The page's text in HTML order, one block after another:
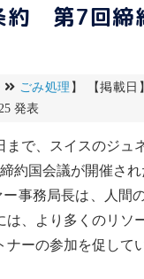
約 第7回締
ごみ処理 】 【掲載日
発表
で、スイスのジュ
約国会議が開催され
事務局長は、人間
は、より多くのリソ
ナーの参加を促して